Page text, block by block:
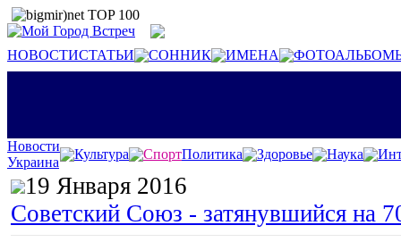
НОВОСТИСТАТЬИ СОННИК ИМЕНА
Новости
Украина
Культура СпортПолитика Здоровье Наука
19 Января 2016
Советский Союз - затянувшийся на